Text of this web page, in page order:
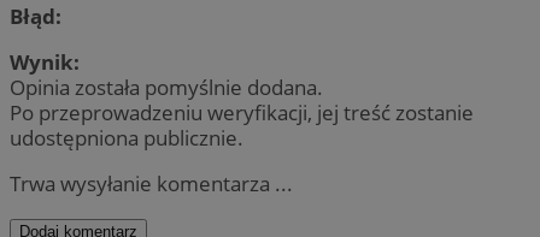
Błąd:
Wynik:
Opinia została pomyślnie dodana.
Po przeprowadzeniu weryfikacji, jej treść zostanie
udostępniona publicznie.
Trwa wysyłanie komentarza ...
Dodaj komentarz